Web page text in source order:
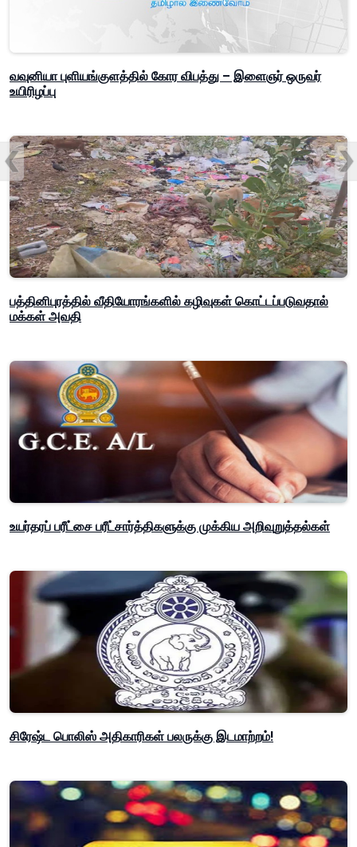
வவுனியா புளியங்குளத்தில் கோர விபத்து – இளைஞர் ஒருவர்
உயிரிழப்பு
பத்தினிபுரத்தில் வீதியோரங்களில் கழிவுகள் கொட்டப்படுவதால்
மக்கள் அவதி
உயர்தரப் பரீட்சை பரீட்சார்த்திகளுக்கு முக்கிய அறிவுறுத்தல்கள்
சிரேஷ்ட பொலிஸ் அதிகாரிகள் பலருக்கு இடமாற்றம்!